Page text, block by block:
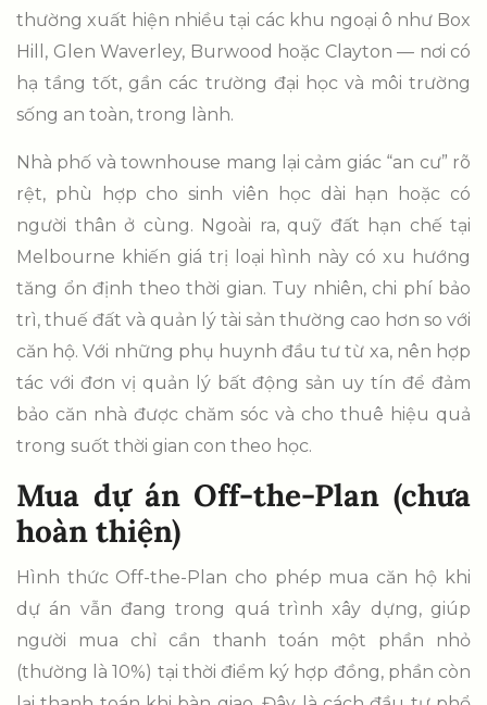
thường xuất hiện nhiều tại các khu ngoại ô như Box
Hill, Glen Waverley, Burwood hoặc Clayton — nơi có
hạ tầng tốt, gần các trường đại học và môi trường
sống an toàn, trong lành.
Nhà phố và townhouse mang lại cảm giác “an cư” rõ
rệt, phù hợp cho sinh viên học dài hạn hoặc có
người thân ở cùng. Ngoài ra, quỹ đất hạn chế tại
Melbourne khiến giá trị loại hình này có xu hướng
tăng ổn định theo thời gian. Tuy nhiên, chi phí bảo
trì, thuế đất và quản lý tài sản thường cao hơn so với
căn hộ. Với những phụ huynh đầu tư từ xa, nên hợp
tác với đơn vị quản lý bất động sản uy tín để đảm
bảo căn nhà được chăm sóc và cho thuê hiệu quả
trong suốt thời gian con theo học.
Mua dự án Off-the-Plan (chưa
hoàn thiện)
Hình thức Off-the-Plan cho phép mua căn hộ khi
dự án vẫn đang trong quá trình xây dựng, giúp
người mua chỉ cần thanh toán một phần nhỏ
(thường là 10%) tại thời điểm ký hợp đồng, phần còn